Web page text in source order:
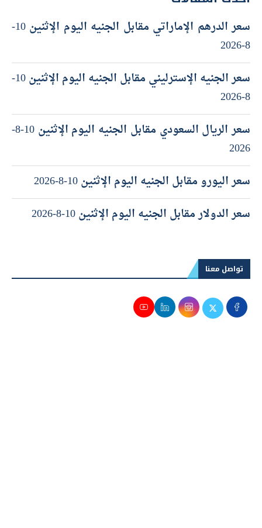
سعر الدرهم الإماراتي مقابل الجنيه اليوم الإثنين 10-
8-2026
سعر الجنيه الإسترليني مقابل الجنيه اليوم الإثنين 10-
8-2026
سعر الريال السعودي مقابل الجنيه اليوم الإثنين 10-8-
2026
سعر اليورو مقابل الجنيه اليوم الإثنين 10-8-2026
سعر الدولار مقابل الجنيه اليوم الإثنين 10-8-2026
تواصل معنا